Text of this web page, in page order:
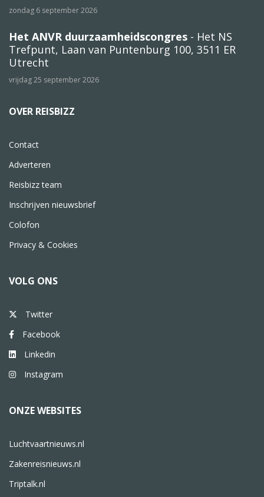
zondag 6 september 2026
Het ANVR duurzaamheidscongres - Het NS
Trefpunt, Laan van Puntenburg 100, 3511 ER
Utrecht
vrijdag 25 september 2026
OVER REISBIZZ
Contact
Adverteren
Reisbizz team
Inschrijven nieuwsbrief
Colofon
Privacy & Cookies
VOLG ONS
Twitter
Facebook
Linkedin
Instagram
ONZE WEBSITES
Luchtvaartnieuws.nl
Zakenreisnieuws.nl
Triptalk.nl